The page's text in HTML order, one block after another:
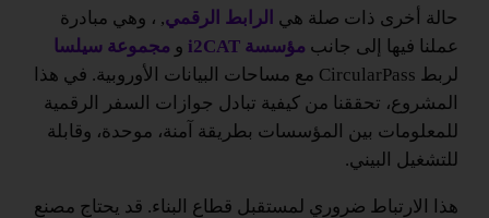
حالة أخرى ذات صلة هي الرابط الرقمي, ، وهي مبادرة
عملنا فيها إلى جانب مؤسسة i2CAT و مجموعة سيلسا
لربط CircularPass مع مساحات البيانات الأوروبية. في هذا
المشروع، تحققنا من كيفية تبادل جوازات السفر الرقمية
للمعلومات بين المؤسسات بطريقة آمنة، موحدة، وقابلة
للتشغيل البيني.
هذا الارتباط ضروري لمستقبل قطاع البناء. قد يحتاج مصنع